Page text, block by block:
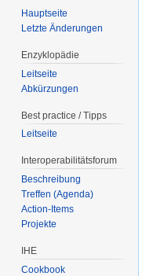
Hauptseite
Letzte Änderungen
Enzyklopädie
Leitseite
Abkürzungen
Best practice / Tipps
Leitseite
Interoperabilitätsforum
Beschreibung
Treffen (Agenda)
Action-Items
Projekte
IHE
Cookbook